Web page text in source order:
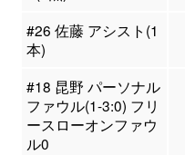
#26 佐藤 アシスト(1
本)
#18 昆野 パーソナル
ファウル(1-3:0) フリ
ースローオンファウ
ル0